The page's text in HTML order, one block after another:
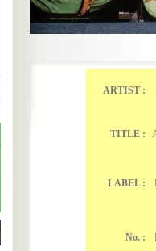
ARTIST :
TITLE :
LABEL :
No. :